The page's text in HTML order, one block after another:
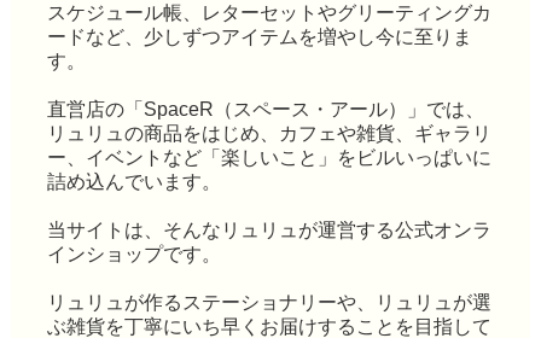
スケジュール帳、レターセットやグリーティングカ
ードなど、少しずつアイテムを増やし今に至りま
す。
直営店の「SpaceR（スペース・アール）」では、
リュリュの商品をはじめ、カフェや雑貨、ギャラリ
ー、イベントなど「楽しいこと」をビルいっぱいに
詰め込んでいます。
当サイトは、そんなリュリュが運営する公式オンラ
インショップです。
リュリュが作るステーショナリーや、リュリュが選
ぶ雑貨を丁寧にいち早くお届けすることを目指して